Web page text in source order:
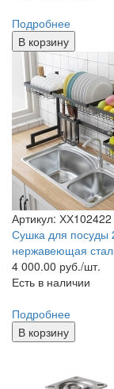
Подробнее
В корзину
Артикул: ХХ102422
Сушка для посуды
нержавеющая
4 000.00 руб./шт.
Есть в наличии
Подробнее
В корзину